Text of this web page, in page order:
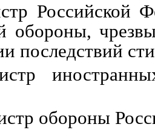
Российской
обороны,
последствий
обороны